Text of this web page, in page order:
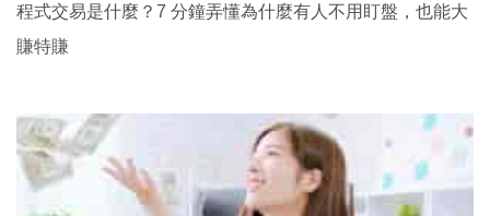
程式交易是什麼？7 分鐘弄懂為什麼有人不用盯盤，也能大
賺特賺